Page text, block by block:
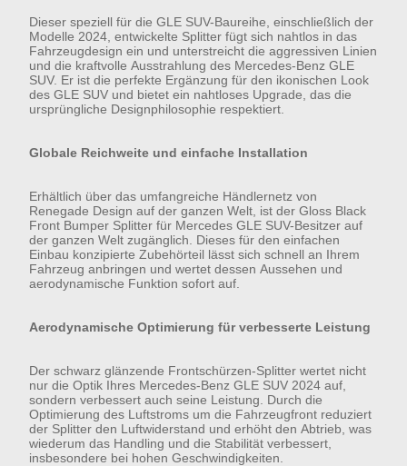
Dieser speziell für die GLE SUV-Baureihe, einschließlich der
Modelle 2024, entwickelte Splitter fügt sich nahtlos in das
Fahrzeugdesign ein und unterstreicht die aggressiven Linien
und die kraftvolle Ausstrahlung des Mercedes-Benz GLE
SUV. Er ist die perfekte Ergänzung für den ikonischen Look
des GLE SUV und bietet ein nahtloses Upgrade, das die
ursprüngliche Designphilosophie respektiert.
Globale Reichweite und einfache Installation
Erhältlich über das umfangreiche Händlernetz von
Renegade Design auf der ganzen Welt, ist der Gloss Black
Front Bumper Splitter für Mercedes GLE SUV-Besitzer auf
der ganzen Welt zugänglich. Dieses für den einfachen
Einbau konzipierte Zubehörteil lässt sich schnell an Ihrem
Fahrzeug anbringen und wertet dessen Aussehen und
aerodynamische Funktion sofort auf.
Aerodynamische Optimierung für verbesserte Leistung
Der schwarz glänzende Frontschürzen-Splitter wertet nicht
nur die Optik Ihres Mercedes-Benz GLE SUV 2024 auf,
sondern verbessert auch seine Leistung. Durch die
Optimierung des Luftstroms um die Fahrzeugfront reduziert
der Splitter den Luftwiderstand und erhöht den Abtrieb, was
wiederum das Handling und die Stabilität verbessert,
insbesondere bei hohen Geschwindigkeiten.